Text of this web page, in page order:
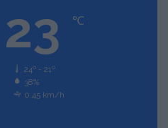
23 ℃
24º - 21º
38%
0.45 km/h